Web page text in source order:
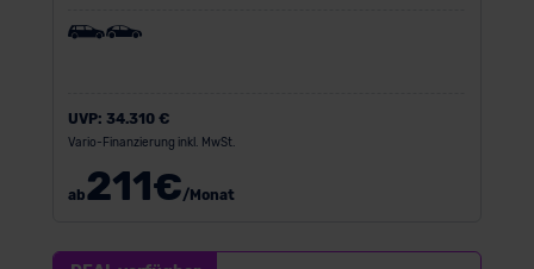
UVP: 34.310 €
Vario-Finanzierung inkl. MwSt.
ab211€/Monat